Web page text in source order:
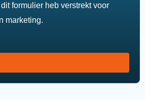
formulier heb verstrekt voor
marketing.